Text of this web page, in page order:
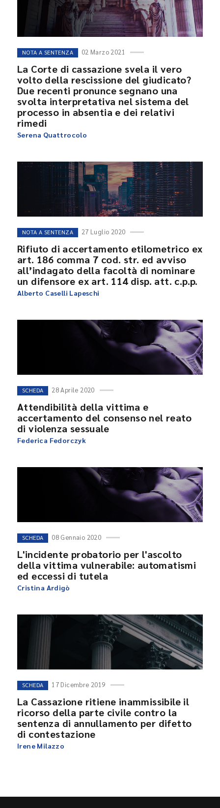
NOTA A SENTENZA 02 Marzo 2021
La Corte di cassazione svela il vero
volto della rescissione del giudicato?
Due recenti pronunce segnano una
svolta interpretativa nel sistema del
processo in absentia e dei relativi
rimedi
Serena Quattrocolo
NOTA A SENTENZA 27 Luglio 2020
Rifiuto di accertamento etilometrico ex
art. 186 comma 7 cod. str. ed avviso
all’indagato della facoltà di nominare
un difensore ex art. 114 disp. att. c.p.p.
Alberto Caselli Lapeschi
SCHEDA 28 Aprile 2020
Attendibilità della vittima e
accertamento del consenso nel reato
di violenza sessuale
Federica Fedorczyk
SCHEDA 08 Gennaio 2020
L'incidente probatorio per l'ascolto
della vittima vulnerabile: automatismi
ed eccessi di tutela
Cristina Ardigò
SCHEDA 17 Dicembre 2019
La Cassazione ritiene inammissibile il
ricorso della parte civile contro la
sentenza di annullamento per difetto
di contestazione
Irene Milazzo